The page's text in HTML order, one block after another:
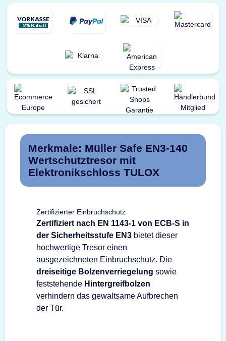
Merkmale: Müller Safe EN3-140
Wertschutztresor mit
Elektronikschloss TULOX
Zertifizierter Einbruchschutz
Zertifiziert nach EN 1143-1 von ECB-S in
der Sicherheitsstufe EN3 bietet dieser
hochwertige Tresor einen
ausgezeichneten Einbruchschutz. Die
dreiseitige Bolzenverriegelung sowie
feststehende Hintergreifbolzen
verhindern das gewaltsame Aufbrechen
der Tür.